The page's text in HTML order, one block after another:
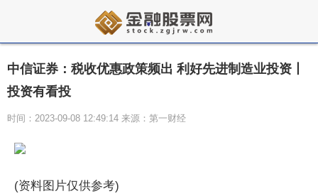
中信证券：税收优惠政策频出 利好先进制造业投资丨
投资有看投
时间：2023-09-08 12:49:14 来源：第一财经
(资料图片仅供参考)